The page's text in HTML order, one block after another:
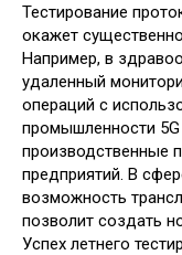
Тестирование
окажет
Например, в
удаленный
операций с
промышленности 5G
производственные
предприятий. В
возможность
позволит создать
Успех летнего